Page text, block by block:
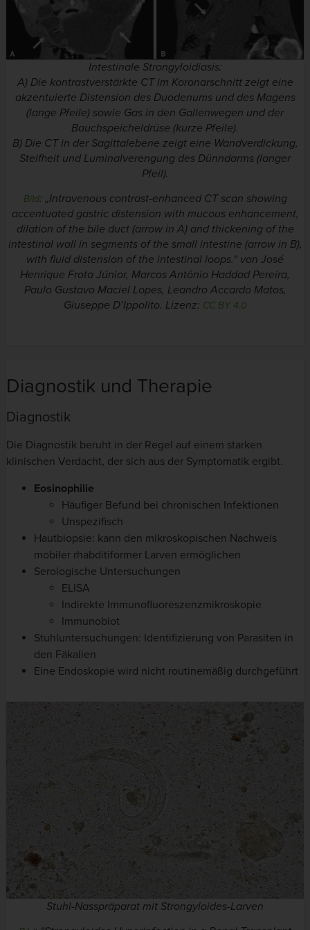
Intestinale Strongyloidiasis:
A) Die kontrastverstärkte CT im Koronarschnitt zeigt eine
akzentuierte Distension des Duodenums und des Magens
(lange Pfeile) sowie Gas in den Gallenwegen und der
Bauchspeicheldrüse (kurze Pfeile).
B) Die CT in der Sagittalebene zeigt eine Wandverdickung,
Steifheit und Luminalverengung des Dünndarms (langer
Pfeil).
Bild: „Intravenous contrast-enhanced CT scan showing
accentuated gastric distension with mucous enhancement,
dilation of the bile duct (arrow in A) and thickening of the
intestinal wall in segments of the small intestine (arrow in B),
with fluid distension of the intestinal loops.“ von José
Henrique Frota Júnior, Marcos Antônio Haddad Pereira,
Paulo Gustavo Maciel Lopes, Leandro Accardo Matos,
Giuseppe D’Ippolito. Lizenz: CC BY 4.0
Diagnostik und Therapie
Diagnostik
Die Diagnostik beruht in der Regel auf einem starken
klinischen Verdacht, der sich aus der Symptomatik ergibt.
Eosinophilie
Häufiger Befund bei chronischen Infektionen
Unspezifisch
Hautbiopsie: kann den mikroskopischen Nachweis
mobiler rhabditiformer Larven ermöglichen
Serologische Untersuchungen
ELISA
Indirekte Immunofluoreszenzmikroskopie
Immunoblot
Stuhluntersuchungen: Identifizierung von Parasiten in
den Fäkalien
Eine Endoskopie wird nicht routinemäßig durchgeführt
Stuhl-Nasspräparat mit Strongyloides-Larven